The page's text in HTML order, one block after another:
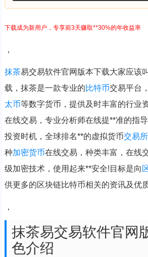
下载成为新用户，专享前3天赚取**30%的年收益率
，
抹茶易交易软件官网版本下载大家应该
载，抹茶是一款专业的比特币交易平台
太币等数字货币，提供及时丰富的行业
在线交易，专业分析师在线提**准的指
投资时机，全球排名**的虚拟货币交易所
种加密货币在线交易，种类丰富，在线
级加密技术，使用起来**安全!目标是向
供更多的区块链比特币相关的资讯及优
，
抹茶易交易软件官网
色介绍